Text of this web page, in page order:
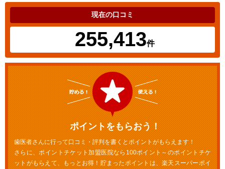
現在の口コミ
255,413件
ポイントをもらおう！
歯医者さんに行って口コミ・評判を書くとポイントがもらえます！
さらに、ポイントチケット加盟医院なら100ポイント～のポイントチケ
ットがもらえて、もっとお得！貯まったポイントは、楽天スーパーポイ